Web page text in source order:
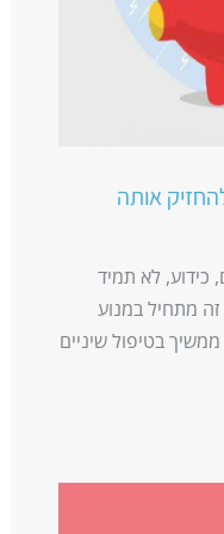
אותה
ינואר 2026 החיים, כידוע, לא תמיד
מתחיל במנוע
בטיפול שיניים